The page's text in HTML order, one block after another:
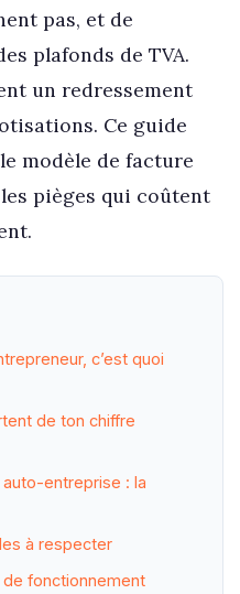
pas, et de
plafonds de TVA.
un redressement
Ce guide
modèle de facture
pièges qui coûtent
c’est quoi
de ton chiffre
entreprise : la
à respecter
fonctionnement